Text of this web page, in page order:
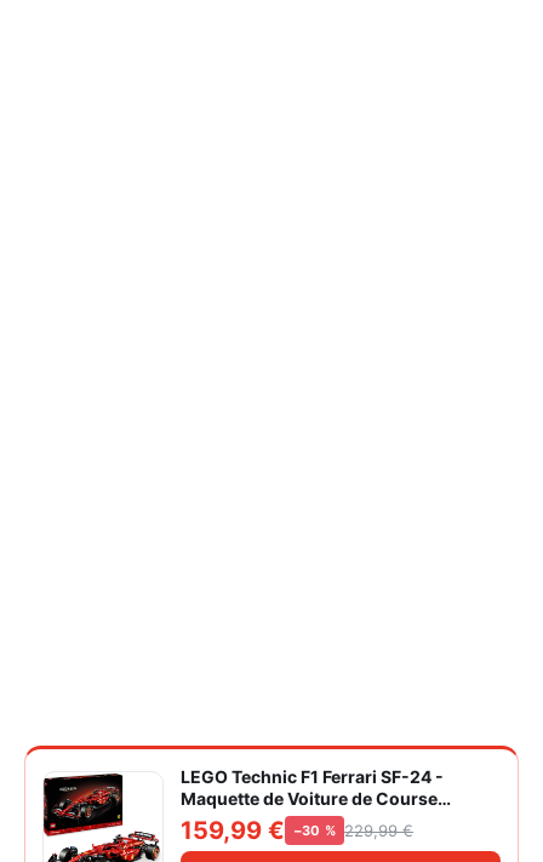
LEGO Technic F1 Ferrari SF-24 -
Maquette de Voiture de Course
Collector à Échelle 1/8 - Décoration -
Inclut Moteur V6, Boîte de Vitesses,
159,99 € −30 % 229,99 €